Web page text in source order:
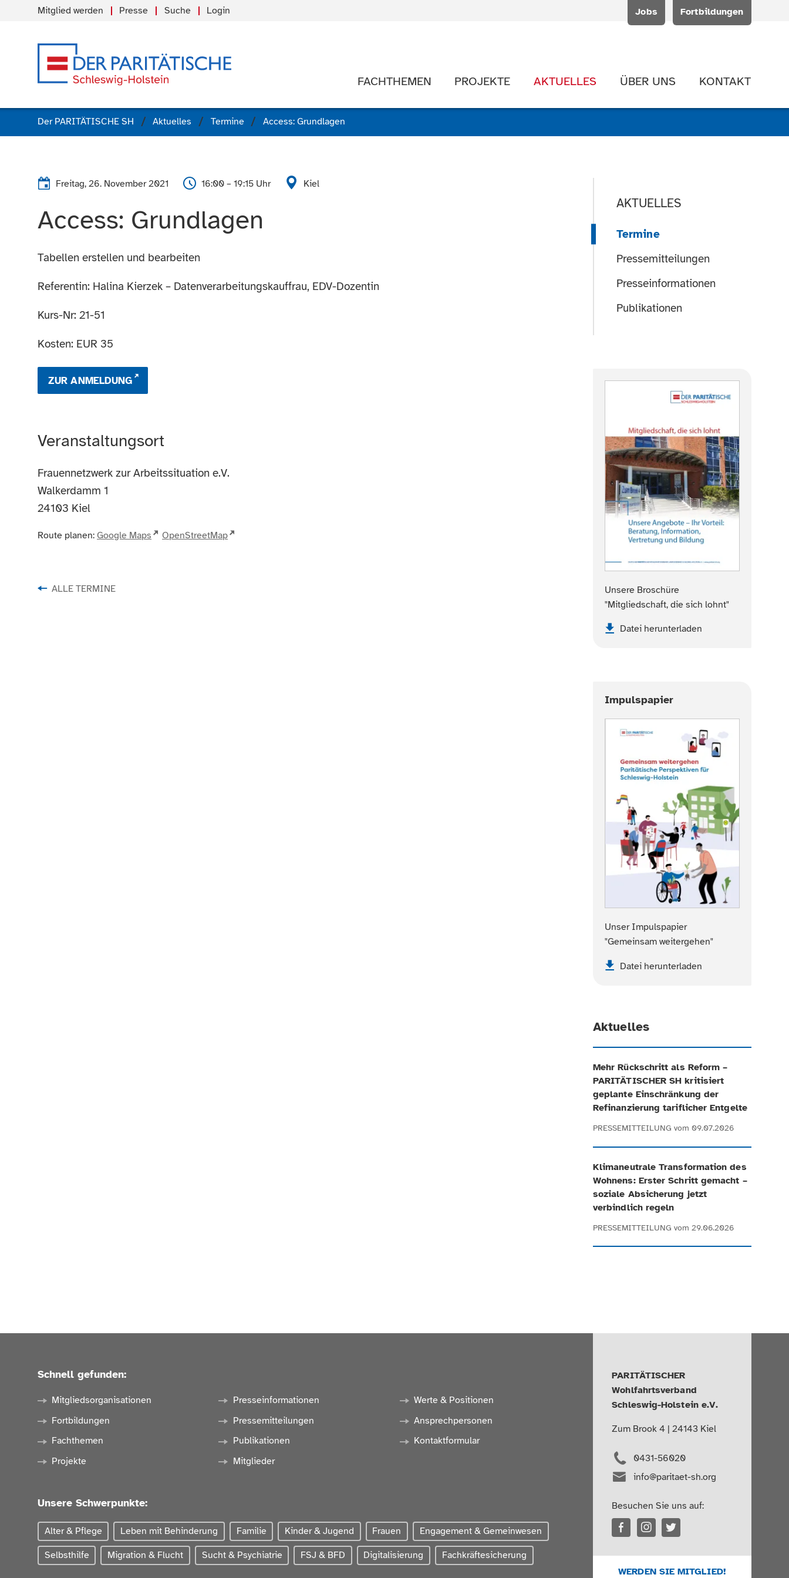
Jobs Fortbildungen
Mitglied werden Presse Suche Login
FACHTHEMEN PROJEKTE AKTUELLES ÜBER UNS KONTAKT
Der PARITÄTISCHE SH Aktuelles Termine Access: Grundlagen
Freitag, 26. November 2021 16:00 – 19:15 Uhr Kiel
Access: Grundlagen
Tabellen erstellen und bearbeiten
Referentin: Halina Kierzek – Datenverarbeitungskauffrau, EDV-Dozentin
Kurs-Nr: 21-51
Kosten: EUR 35
ZUR ANMELDUNG
Veranstaltungsort
Frauennetzwerk zur Arbeitssituation e.V.
Walkerdamm 1
24103 Kiel
Route planen: Google Maps OpenStreetMap
ALLE TERMINE
AKTUELLES
Termine
Pressemitteilungen
Presseinformationen
Publikationen
Unsere Broschüre
"Mitgliedschaft, die sich lohnt"
Datei herunterladen
Impulspapier
Unser Impulspapier
"Gemeinsam weitergehen"
Datei herunterladen
Aktuelles
Mehr Rückschritt als Reform –
PARITÄTISCHER SH kritisiert
geplante Einschränkung der
Refinanzierung tariflicher Entgelte
PRESSEMITTEILUNG vom 09.07.2026
Klimaneutrale Transformation des
Wohnens: Erster Schritt gemacht –
soziale Absicherung jetzt
verbindlich regeln
PRESSEMITTEILUNG vom 29.06.2026
Schnell gefunden:
Mitgliedsorganisationen
Fortbildungen
Fachthemen
Projekte
Presseinformationen
Pressemitteilungen
Publikationen
Mitglieder
Werte & Positionen
Ansprechpersonen
Kontaktformular
Unsere Schwerpunkte:
Alter & Pflege Leben mit Behinderung Familie Kinder & Jugend Frauen Engagement & Gemeinwesen
Selbsthilfe Migration & Flucht Sucht & Psychiatrie FSJ & BFD Digitalisierung Fachkräftesicherung
PARITÄTISCHER
Wohlfahrtsverband
Schleswig-Holstein e.V.
Zum Brook 4 | 24143 Kiel
0431-56020
info@paritaet-sh.org
Besuchen Sie uns auf:
WERDEN SIE MITGLIED!